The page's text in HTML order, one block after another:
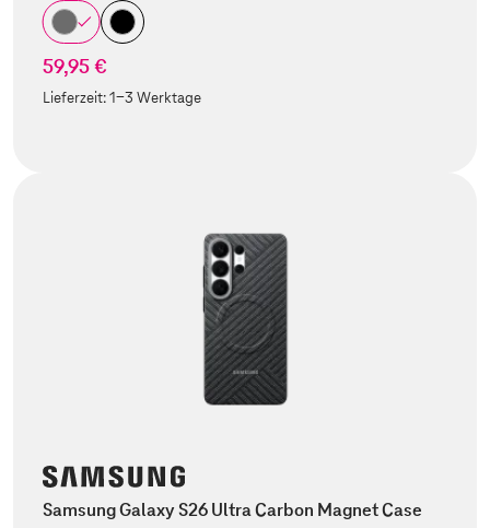
59,95 €
Lieferzeit:1-3 Werktage
Samsung Galaxy S26 Ultra Carbon Magnet Case